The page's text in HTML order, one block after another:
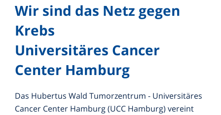
Wir sind das Netz gegen
Krebs
Universitäres Cancer
Center Hamburg
Das Hubertus Wald Tumorzentrum - Universitäres
Cancer Center Hamburg (UCC Hamburg) vereint